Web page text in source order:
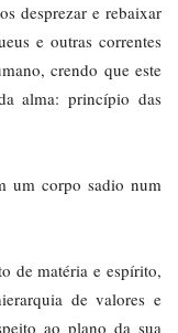
desprezar e rebaixar
e outras correntes
crendo que este
alma: princípio das
um corpo sadio num
de matéria e espírito,
de valores e
ao plano da sua